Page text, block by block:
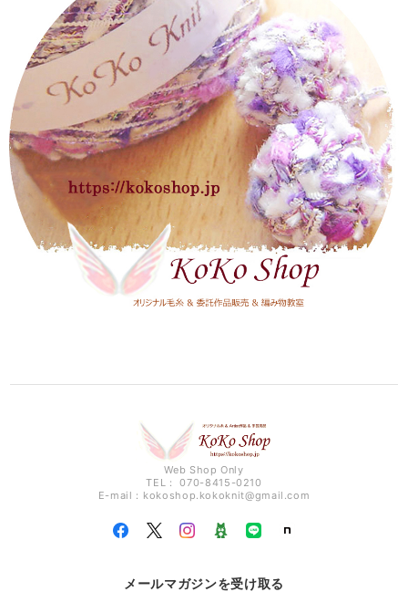
Web Shop Only
TEL： 070-8415-0210
E-mail： kokoshop.kokoknit@gmail.com
メールマガジンを受け取る